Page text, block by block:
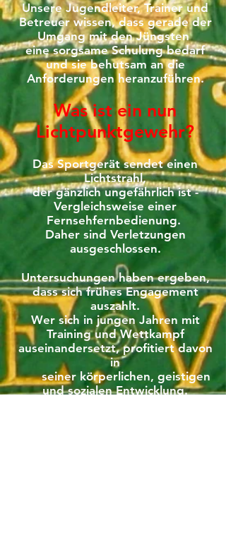
Unsere Jugendleiter, Trainer und
Betreuer wissen, dass gerade der
Umgang mit den Jüngsten
eine sorgsame Schulung bedarf
und sie behutsam an die
Anforderungen heranzuführen.
Was ist ein nun
Lichtpunktgewehr?
Das Sportgerät sendet einen
Lichtstrahl,
der gänzlich ungefährlich ist -
Vergleichsweise einer
Fernsehfernbedienung.
Daher sind Verletzungen
ausgeschlossen.
Untersuchungen haben ergeben,
dass sich frühes Engagement
auszahlt.
Wer sich in jungen Jahren mit
Training und Wettkampf
auseinandersetzt, profitiert davon
in
seiner körperlichen, geistigen
und sozialen Entwicklung.